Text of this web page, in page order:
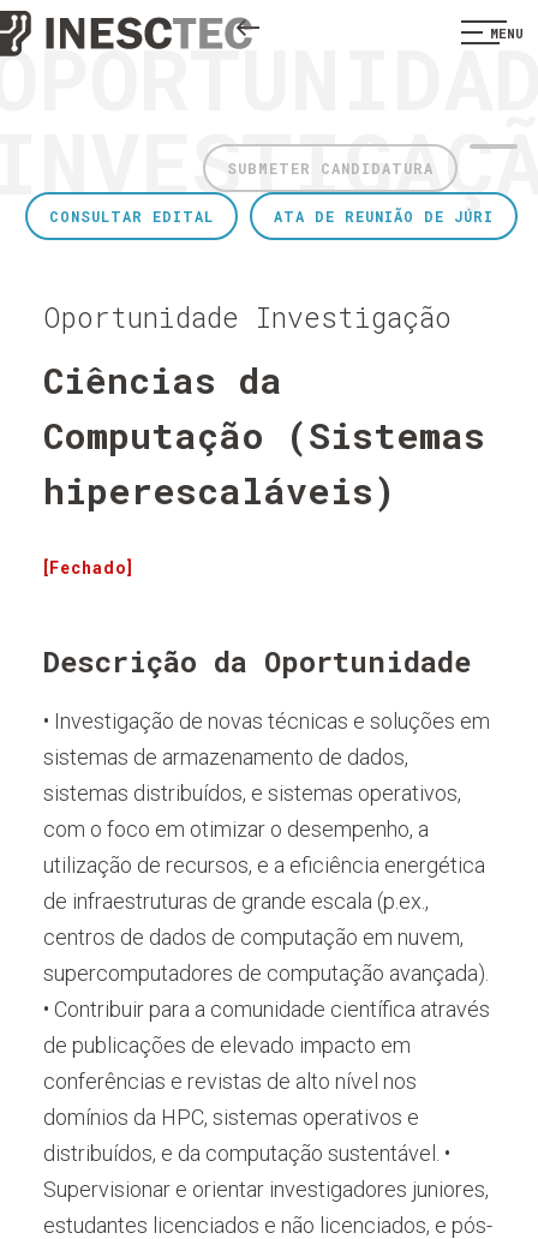
MENU
SUBMETER CANDIDATURA
ATA DE REUNIÃO DE JÚRI
CONSULTAR EDITAL
Oportunidade Investigação
Ciências da
Computação (Sistemas
hiperescaláveis)
[Fechado]
Descrição da Oportunidade
• Investigação de novas técnicas e soluções em
sistemas de armazenamento de dados,
sistemas distribuídos, e sistemas operativos,
com o foco em otimizar o desempenho, a
utilização de recursos, e a eficiência energética
de infraestruturas de grande escala (p.ex.,
centros de dados de computação em nuvem,
supercomputadores de computação avançada).
• Contribuir para a comunidade científica através
de publicações de elevado impacto em
conferências e revistas de alto nível nos
domínios da HPC, sistemas operativos e
distribuídos, e da computação sustentável. •
Supervisionar e orientar investigadores juniores,
estudantes licenciados e não licenciados, e pós-